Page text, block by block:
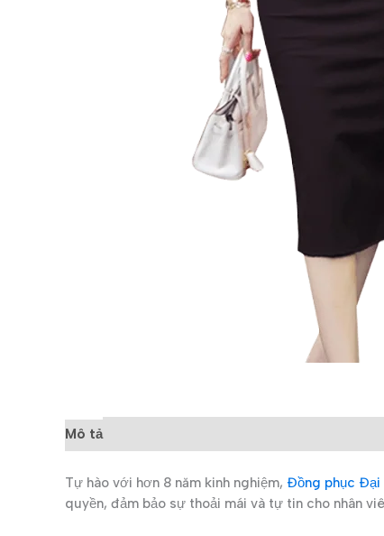
Mô tả
Tự hào với hơn 8 năm kinh nghiệm, Đồng phục Đại
quyền, đảm bảo sự thoải mái và tự tin cho nhân